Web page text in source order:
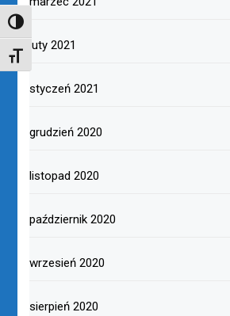
TOGGLE HIGH CONTRAST
TOGGLE FONT SIZE
luty 2021
styczeń 2021
grudzień 2020
listopad 2020
październik 2020
wrzesień 2020
sierpień 2020